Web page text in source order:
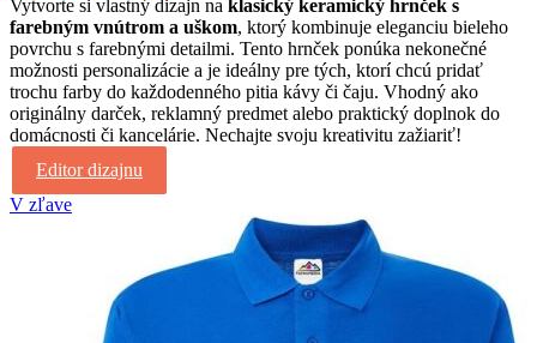
cena
bola:
12,00€.
cena
je:
8,85€.
Vytvorte si vlastný dizajn na klasický keramický hrnček s
farebným vnútrom a uškom, ktorý kombinuje eleganciu bieleho
povrchu s farebnými detailmi. Tento hrnček ponúka nekonečné
možnosti personalizácie a je ideálny pre tých, ktorí chcú pridať
trochu farby do každodenného pitia kávy či čaju. Vhodný ako
originálny darček, reklamný predmet alebo praktický doplnok do
domácnosti či kancelárie. Nechajte svoju kreativitu zažiariť!
Editor dizajnu
V zľave